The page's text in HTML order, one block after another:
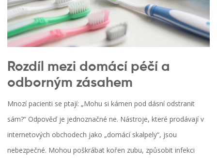
Rozdíl mezi domácí péčí a
odborným zásahem
Mnozí pacienti se ptají: „Mohu si kámen pod dásní odstranit
sám?“ Odpověď je jednoznačné ne. Nástroje, které prodávají v
internetových obchodech jako „domácí skalpely“, jsou
nebezpečné. Mohou poškrábat kořen zubu, způsobit infekci